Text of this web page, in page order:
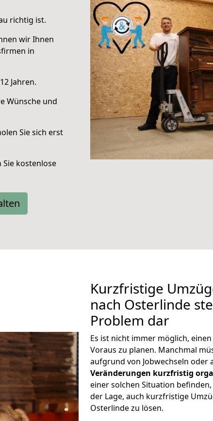
richtig ist.
wir Ihnen
in
Jahren.
Wünsche und
Sie sich erst
kostenlose
Kurzfristige
nach Osterlinde
Problem dar
Es ist nicht immer möglich,
Voraus zu planen. Manchmal
aufgrund von Jobwechseln oder
Veränderungen kurzfristig
einer solchen Situation
der Lage, auch kurzfristige
Osterlinde zu lösen.